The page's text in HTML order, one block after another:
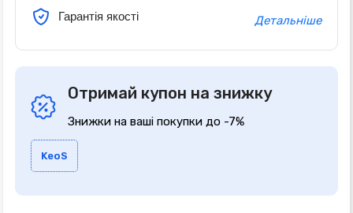
Гарантія якості Детальніше
Отримай купон на знижку
Знижки на ваші покупки до -7%
KeoS